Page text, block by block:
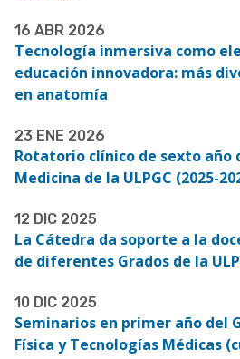
16 ABR 2026
Tecnología inmersiva como
educación innovadora: más
en anatomía
23 ENE 2026
Rotatorio clínico de sexto año
Medicina de la ULPGC (2025-
12 DIC 2025
La Cátedra da soporte a la
de diferentes Grados de la
10 DIC 2025
Seminarios en primer año del
Física y Tecnologías Médicas